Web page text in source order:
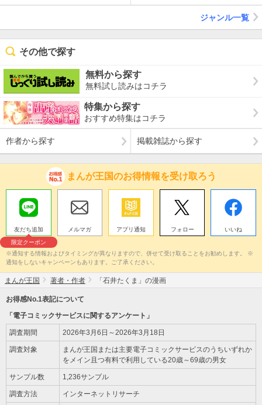
ジャンル一覧
その他で探す
無料から探す
無料試し読みはコチラ
特集から探す
おすすめ特集はコチラ
作者から探す 掲載雑誌から探す
まんが王国のお得情報を受け取ろう
友だち追加
限定クーポン
メルマガ アプリ通知 フォロー いいね
※通知する情報およびタイミングが異なりますので、併せて受け取ることをお勧めします。 ※
通知をしないキャンペーンもあります。ご了承ください。
まんが王国 著者・作者 「石井たくま」の漫画
お得感No.1表記について
「電子コミックサービスに関するアンケート」
調査期間 2026年3月6日～2026年3月18日
調査対象
まんが王国または主要電子コミックサービスのうちいずれか
をメイン且つ有料で利用している20歳～69歳の男女
サンプル数 1,236サンプル
調査方法 インターネットリサーチ